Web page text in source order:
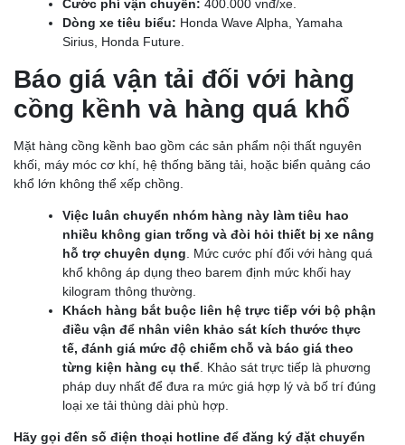
Cước phí vận chuyển: 400.000 vnđ/xe.
Dòng xe tiêu biểu: Honda Wave Alpha, Yamaha
Sirius, Honda Future.
Báo giá vận tải đối với hàng
cồng kềnh và hàng quá khổ
Mặt hàng cồng kềnh bao gồm các sản phẩm nội thất nguyên
khối, máy móc cơ khí, hệ thống băng tải, hoặc biển quảng cáo
khổ lớn không thể xếp chồng.
Việc luân chuyển nhóm hàng này làm tiêu hao
nhiều không gian trống và đòi hỏi thiết bị xe nâng
hỗ trợ chuyên dụng . Mức cước phí đối với hàng quá
khổ không áp dụng theo barem định mức khối hay
kilogram thông thường.
Khách hàng bắt buộc liên hệ trực tiếp với bộ phận
điều vận để nhân viên khảo sát kích thước thực
tế, đánh giá mức độ chiếm chỗ và báo giá theo
từng kiện hàng cụ thể . Khảo sát trực tiếp là phương
pháp duy nhất để đưa ra mức giá hợp lý và bố trí đúng
loại xe tải thùng dài phù hợp.
Hãy gọi đến số điện thoại hotline để đăng ký đặt chuyển